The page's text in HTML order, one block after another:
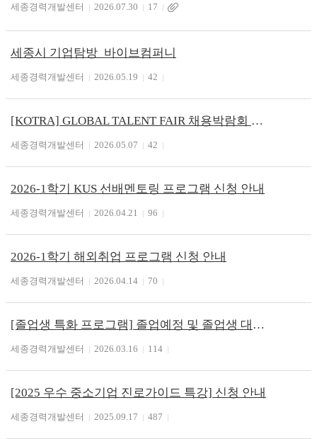
세종경력개발센터 2026.07.30 17
세종시 기업탐방_바이브컴퍼니
세종경력개발센터 2026.05.19 42
[KOTRA] GLOBAL TALENT FAIR 채용박람회 단체 참여자 모집(버스운행- 5/19까지 신청가능)
세종경력개발센터 2026.05.07 42
2026-1학기 KUS 선배멘토링 프로그램 신청 안내
세종경력개발센터 2026.04.21 96
2026-1학기 해외취업 프로그램 신청 안내
세종경력개발센터 2026.04.14 70
[졸업생 특화 프로그램] 졸업예정 및 졸업생 대상 참여 안내
세종경력개발센터 2026.03.16 114
[2025 우수 중소기업 진로가이드 특강] 신청 안내
세종경력개발센터 2025.09.17 487